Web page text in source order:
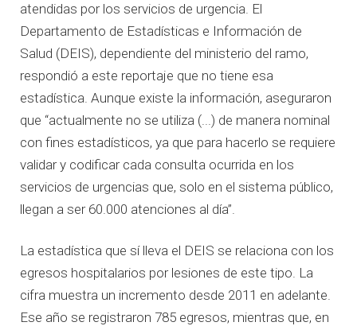
atendidas por los servicios de urgencia. El
Departamento de Estadísticas e Información de
Salud (DEIS), dependiente del ministerio del ramo,
respondió a este reportaje que no tiene esa
estadística. Aunque existe la información, aseguraron
que “actualmente no se utiliza (...) de manera nominal
con fines estadísticos, ya que para hacerlo se requiere
validar y codificar cada consulta ocurrida en los
servicios de urgencias que, solo en el sistema público,
llegan a ser 60.000 atenciones al día”.
La estadística que sí lleva el DEIS se relaciona con los
egresos hospitalarios por lesiones de este tipo. La
cifra muestra un incremento desde 2011 en adelante.
Ese año se registraron 785 egresos, mientras que, en